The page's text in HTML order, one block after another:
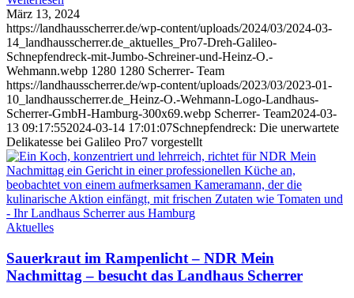
März 13, 2024
https://landhausscherrer.de/wp-content/uploads/2024/03/2024-03-
14_landhausscherrer.de_aktuelles_Pro7-Dreh-Galileo-
Schnepfendreck-mit-Jumbo-Schreiner-und-Heinz-O.-
Wehmann.webp 1280 1280 Scherrer- Team
https://landhausscherrer.de/wp-content/uploads/2023/03/2023-01-
10_landhausscherrer.de_Heinz-O.-Wehmann-Logo-Landhaus-
Scherrer-GmbH-Hamburg-300x69.webp Scherrer- Team2024-03-
13 09:17:552024-03-14 17:01:07Schnepfendreck: Die unerwartete
Delikatesse bei Galileo Pro7 vorgestellt
Aktuelles
Sauerkraut im Rampenlicht – NDR Mein
Nachmittag – besucht das Landhaus Scherrer